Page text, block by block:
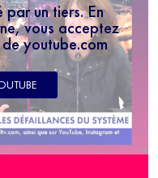
par un tiers. En
vous acceptez
youtube.com